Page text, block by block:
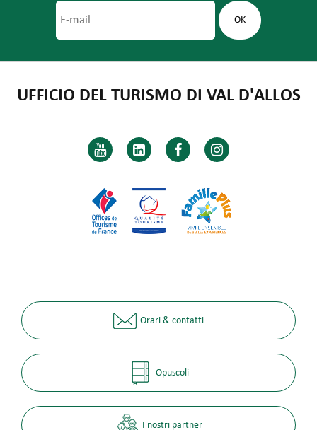
UFFICIO DEL TURISMO DI VAL D'ALLOS
Orari & contatti
Opuscoli
I nostri partner